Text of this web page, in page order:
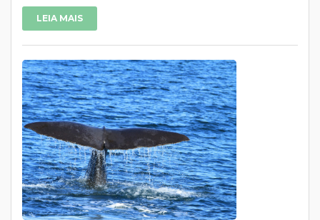
LEIA MAIS